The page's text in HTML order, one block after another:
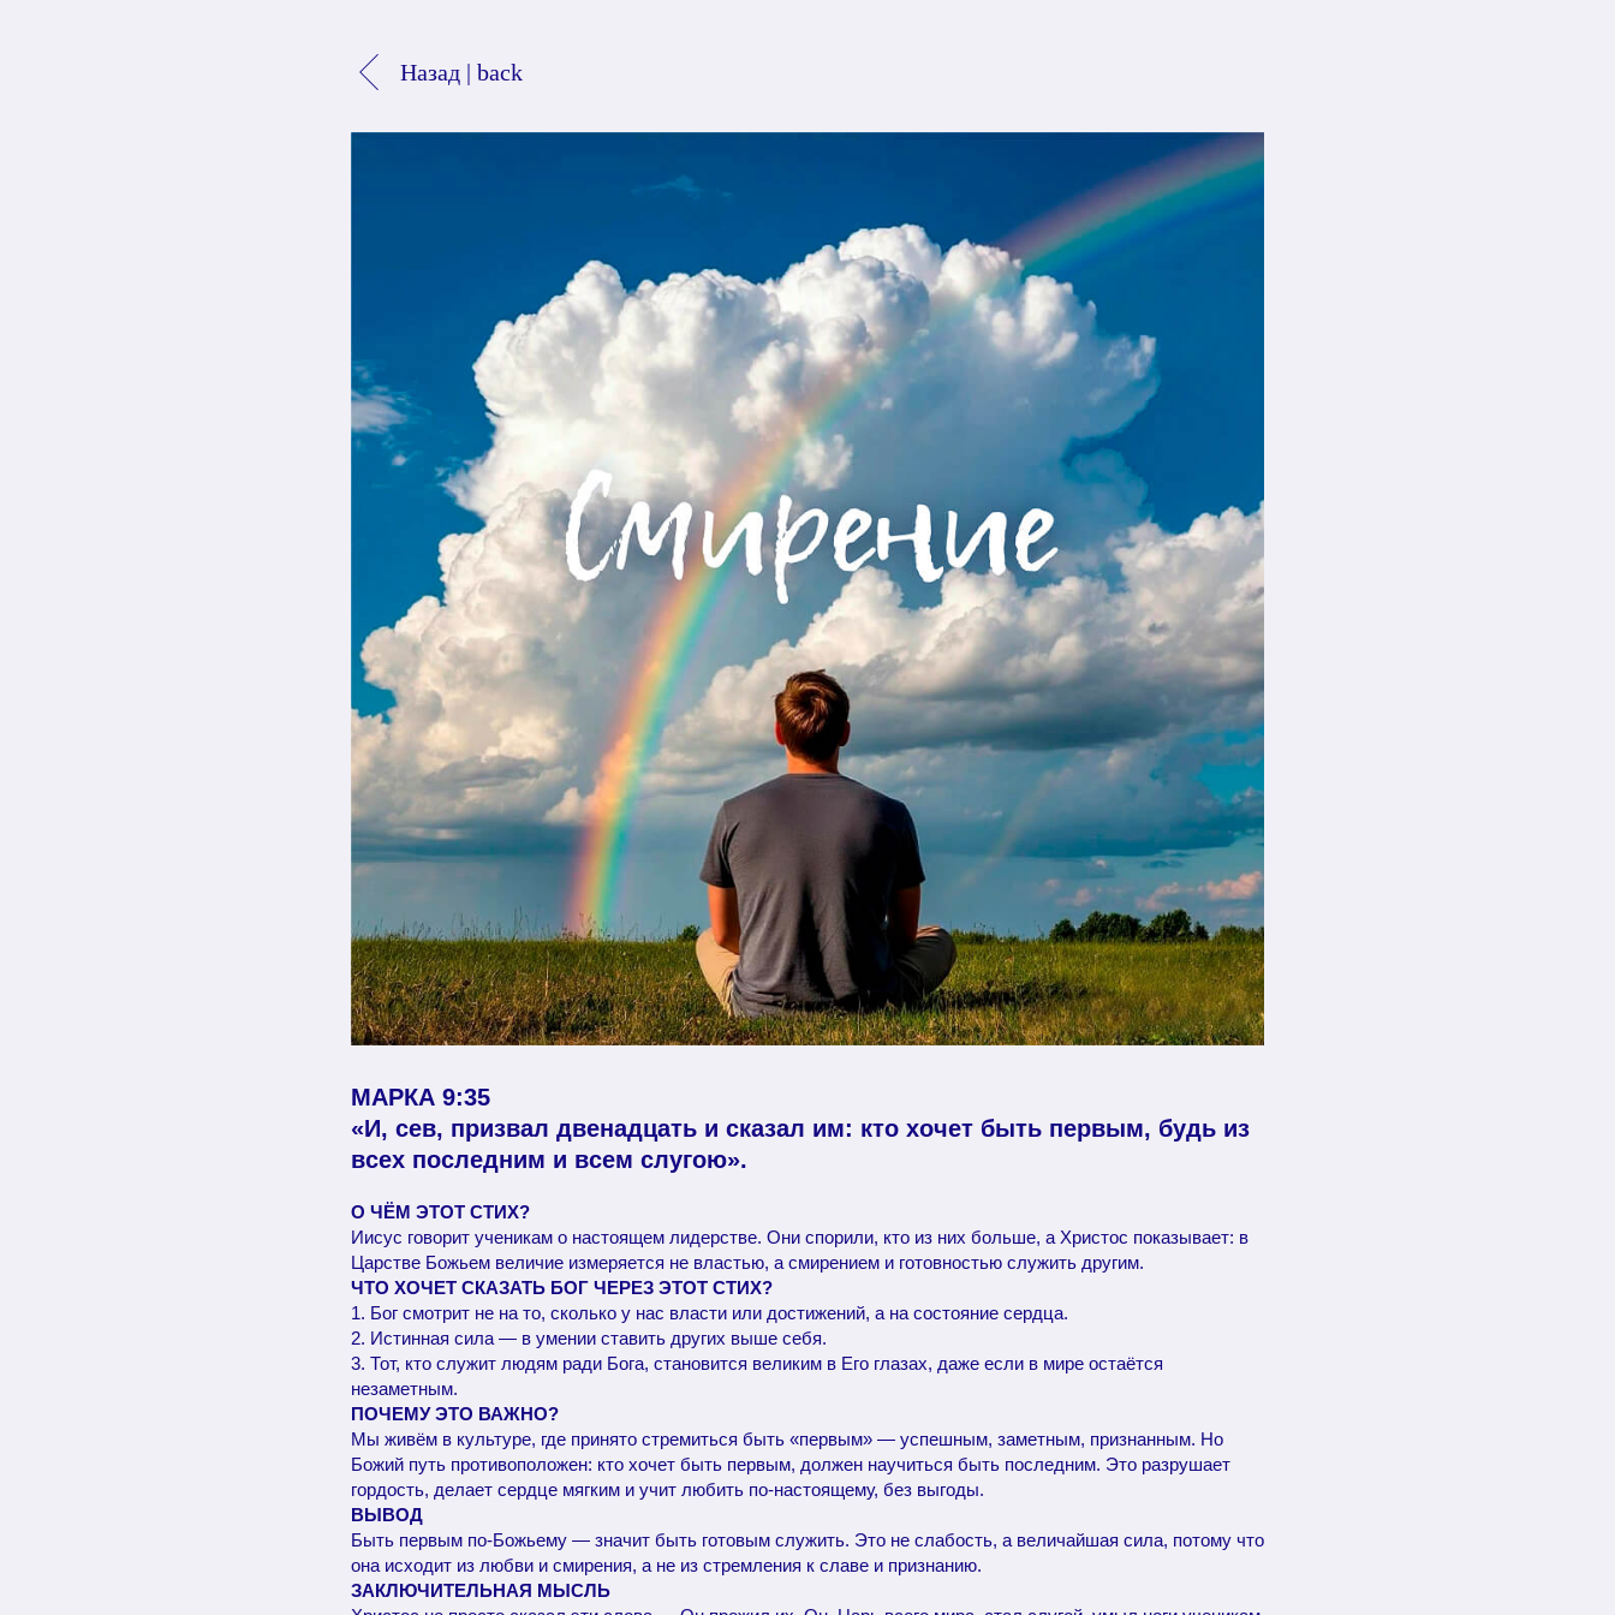
Назад | back
МАРКА 9:35
«И, сев, призвал двенадцать и сказал им: кто хочет быть первым, будь из
всех последним и всем слугою».
О ЧЁМ ЭТОТ СТИХ?
Иисус говорит ученикам о настоящем лидерстве. Они спорили, кто из них больше, а Христос показывает: в
Царстве Божьем величие измеряется не властью, а смирением и готовностью служить другим.
ЧТО ХОЧЕТ СКАЗАТЬ БОГ ЧЕРЕЗ ЭТОТ СТИХ?
1. Бог смотрит не на то, сколько у нас власти или достижений, а на состояние сердца.
2. Истинная сила — в умении ставить других выше себя.
3. Тот, кто служит людям ради Бога, становится великим в Его глазах, даже если в мире остаётся
незаметным.
ПОЧЕМУ ЭТО ВАЖНО?
Мы живём в культуре, где принято стремиться быть «первым» — успешным, заметным, признанным. Но
Божий путь противоположен: кто хочет быть первым, должен научиться быть последним. Это разрушает
гордость, делает сердце мягким и учит любить по-настоящему, без выгоды.
ВЫВОД
Быть первым по-Божьему — значит быть готовым служить. Это не слабость, а величайшая сила, потому что
она исходит из любви и смирения, а не из стремления к славе и признанию.
ЗАКЛЮЧИТЕЛЬНАЯ МЫСЛЬ